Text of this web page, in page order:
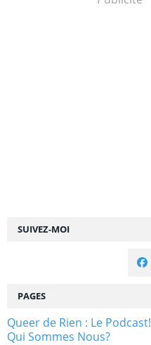
SUIVEZ-MOI
PAGES
Queer de Rien : Le Podcast!
Qui Sommes Nous?